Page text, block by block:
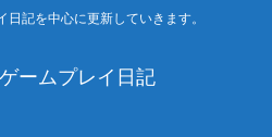
記を中心に更新していきます。
ームプレイ日記